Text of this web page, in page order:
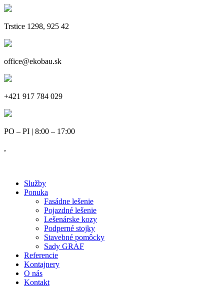
Trstice 1298, 925 42
office@ekobau.sk
+421 917 784 029
PO – PI | 8:00 – 17:00
,
Služby
Ponuka
Fasádne lešenie
Pojazdné lešenie
Lešenárske kozy
Podperné stojky
Stavebné pomôcky
Sady GRAF
Referencie
Kontajnery
O nás
Kontakt